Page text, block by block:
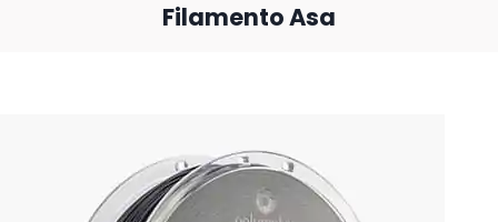
Filamento Asa